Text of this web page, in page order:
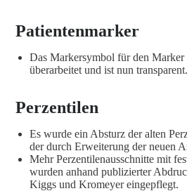
Patientenmarker
Das Markersymbol für den Marker
überarbeitet und ist nun transparent.
Perzentilen
Es wurde ein Absturz der alten
der durch Erweiterung der neuen
Mehr Perzentilenausschnitte mit
wurden anhand publizierter
Kiggs und Kromeyer eingepflegt.